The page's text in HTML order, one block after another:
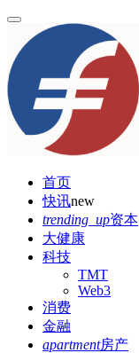
首页
快讯new
trending_up资本
大健康
科技
TMT
Web3
消费
金融
apartment房产